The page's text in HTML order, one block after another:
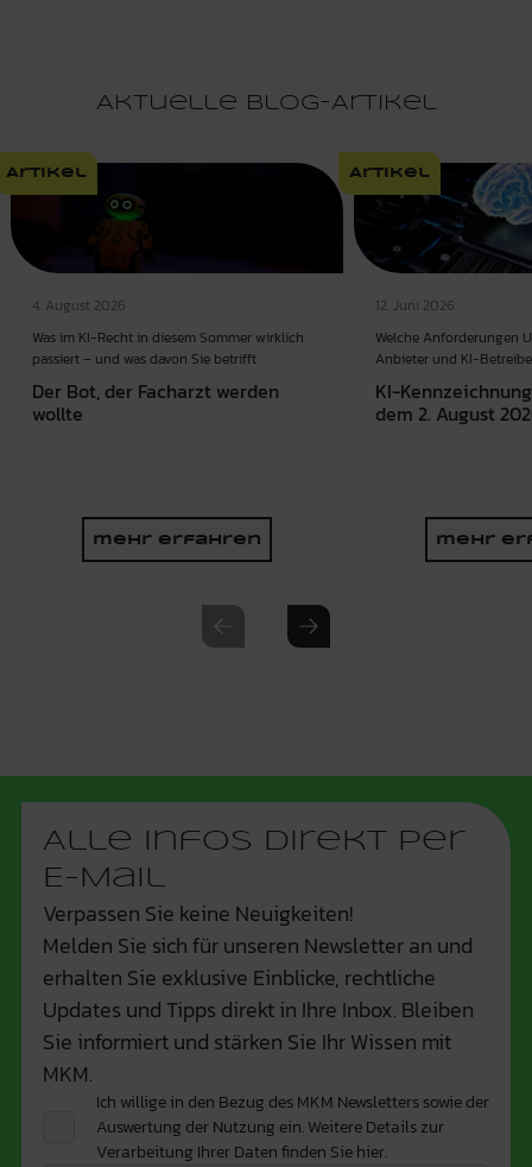
Aktuelle Blog-Artikel
Artikel
4. August 2026
Was im KI-Recht in diesem Sommer wirklich
passiert – und was davon Sie betrifft
Der Bot, der Facharzt werden
wollte
mehr erfahren
Artikel
12. Juni 2026
Welche Anforderungen
Anbieter und KI-
KI-
dem 2. August
mehr
Previous slide
Next slide
Alle Infos Direkt per
E-Mail
Verpassen Sie keine Neuigkeiten!
Melden Sie sich für unseren Newsletter an und
erhalten Sie exklusive Einblicke, rechtliche
Updates und Tipps direkt in Ihre Inbox. Bleiben
Sie informiert und stärken Sie Ihr Wissen mit
MKM.
Ich willige in den Bezug des MKM Newsletters sowie der
Auswertung der Nutzung ein. Weitere Details zur
Verarbeitung Ihrer Daten finden Siehier.